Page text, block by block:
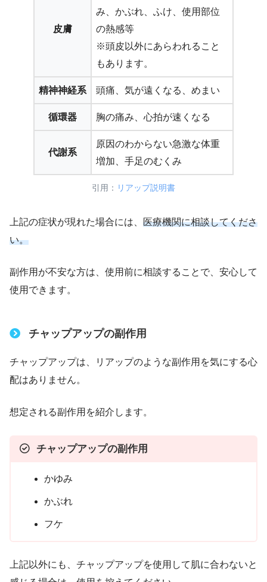
皮膚
み、かぶれ、ふけ、使用部位
の熱感等
※頭皮以外にあらわれること
もあります。
精神神経系 頭痛、気が遠くなる、めまい
循環器 胸の痛み、心拍が速くなる
代謝系
原因のわからない急激な体重
増加、手足のむくみ
引用： リアップ説明書
上記の症状が現れた場合には、 医療機関に相談してくださ
い。
副作用が不安な方は、使用前に相談することで、安心して
使用できます。
チャップアップの副作用
チャップアップは、リアップのような副作用を気にする心
配はありません。
想定される副作用を紹介します。
チャップアップの副作用
かゆみ
かぶれ
フケ
上記以外にも、チャップアップを使用して肌に合わないと